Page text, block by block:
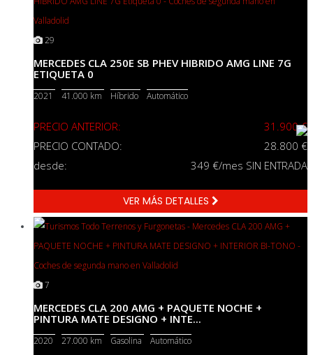
29
MERCEDES CLA 250E SB PHEV HIBRIDO AMG LINE 7G
ETIQUETA 0
2021 41.000 km Híbrido Automático
PRECIO ANTERIOR:
31.900 €
PRECIO CONTADO:
28.800 €
desde:
349 €/mes SIN ENTRADA
VER MÁS DETALLES
7
MERCEDES CLA 200 AMG + PAQUETE NOCHE +
PINTURA MATE DESIGNO + INTE...
2020 27.000 km Gasolina Automático